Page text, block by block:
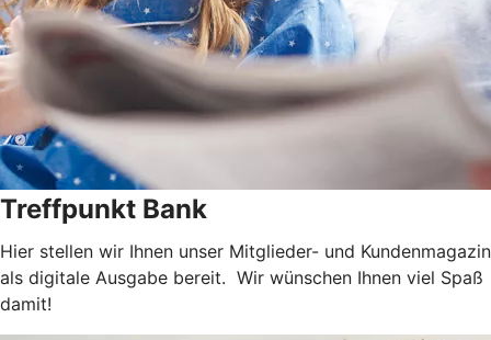
Treffpunkt Bank
Hier stellen wir Ihnen unser Mitglieder- und Kundenmagazin
als digitale Ausgabe bereit. Wir wünschen Ihnen viel Spaß
damit!